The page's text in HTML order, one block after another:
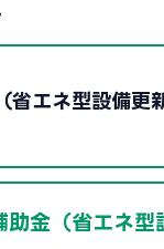
省エネ型設備更
金（省エネ型